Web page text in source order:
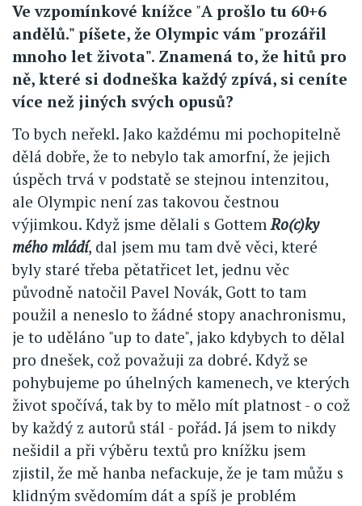
Ve vzpomínkové knížce "A prošlo tu 60+6
andělů." píšete, že Olympic vám "prozářil
mnoho let života". Znamená to, že hitů pro
ně, které si dodneška každý zpívá, si ceníte
více než jiných svých opusů?
To bych neřekl. Jako každému mi pochopitelně
dělá dobře, že to nebylo tak amorfní, že jejich
úspěch trvá v podstatě se stejnou intenzitou,
ale Olympic není zas takovou čestnou
výjimkou. Když jsme dělali s Gottem Ro(c)ky
mého mládí, dal jsem mu tam dvě věci, které
byly staré třeba pětatřicet let, jednu věc
původně natočil Pavel Novák, Gott to tam
použil a neneslo to žádné stopy anachronismu,
je to uděláno "up to date", jako kdybych to dělal
pro dnešek, což považuji za dobré. Když se
pohybujeme po úhelných kamenech, ve kterých
život spočívá, tak by to mělo mít platnost - o což
by každý z autorů stál - pořád. Já jsem to nikdy
nešidil a při výběru textů pro knížku jsem
zjistil, že mě hanba nefackuje, že je tam můžu s
klidným svědomím dát a spíš je problém